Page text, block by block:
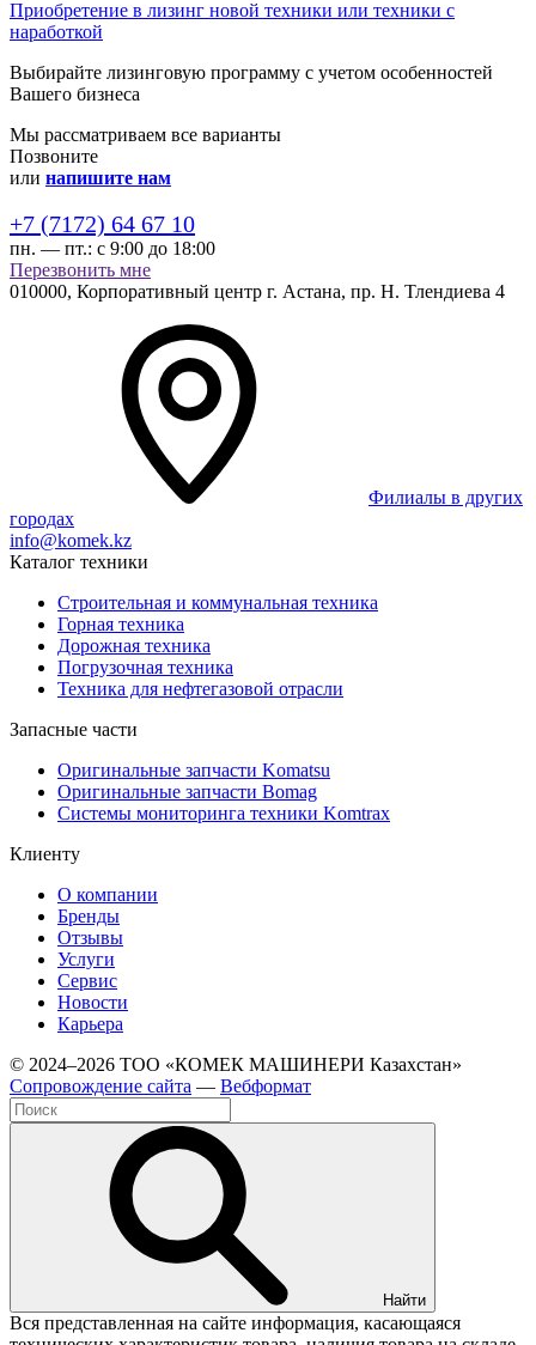
Приобретение в лизинг новой техники или техники с
наработкой
Выбирайте лизинговую программу с учетом особенностей
Вашего бизнеса
Мы рассматриваем все варианты
Позвоните
или напишите нам
+7 (7172) 64 67 10
пн. — пт.: с 9:00 до 18:00
Перезвонить мне
010000, Корпоративный центр г. Астана, пр. Н. Тлендиева 4
Филиалы в других
городах
info@komek.kz
Каталог техники
Строительная и коммунальная техника
Горная техника
Дорожная техника
Погрузочная техника
Техника для нефтегазовой отрасли
Запасные части
Оригинальные запчасти Komatsu
Оригинальные запчасти Bomag
Системы мониторинга техники Komtrax
Клиенту
О компании
Бренды
Отзывы
Услуги
Сервис
Новости
Карьера
© 2024–2026 ТОО «КОМЕК МАШИНЕРИ Казахстан»
Cопровождение сайта — Вебформат
Найти
Вся представленная на сайте информация, касающаяся